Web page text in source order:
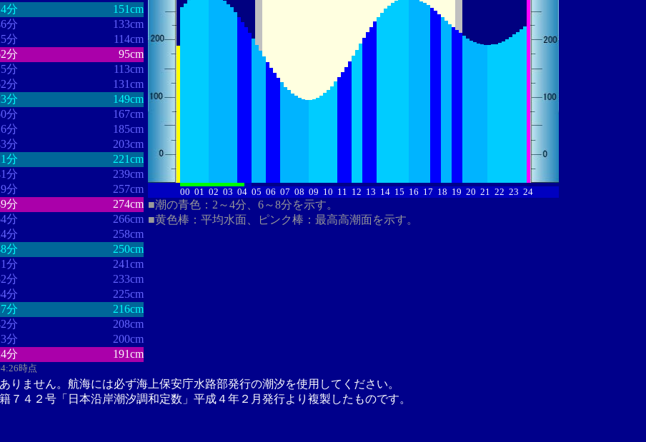
分
151cm
分
133cm
分
114cm
分
95cm
分
113cm
分
131cm
分
149cm
分
167cm
分
185cm
分
203cm
分
221cm
分
239cm
分
257cm
分
274cm
分
266cm
分
258cm
分
250cm
分
241cm
分
233cm
分
225cm
分
216cm
分
208cm
分
200cm
分 191cm
時点
00 01 02 03 04 05 06 07 08 09 10 11 12 13 14 15 16 17 18 19 20 21 22 23 24
■潮の青色：2～4分、6～8分を示す。
■黄色棒：平均水面、ピンク棒：最高高潮面を示す。
りません。航海には必ず海上保安庁水路部発行の潮汐を使用してください。
７４２号「日本沿岸潮汐調和定数」平成４年２月発行より複製したものです。